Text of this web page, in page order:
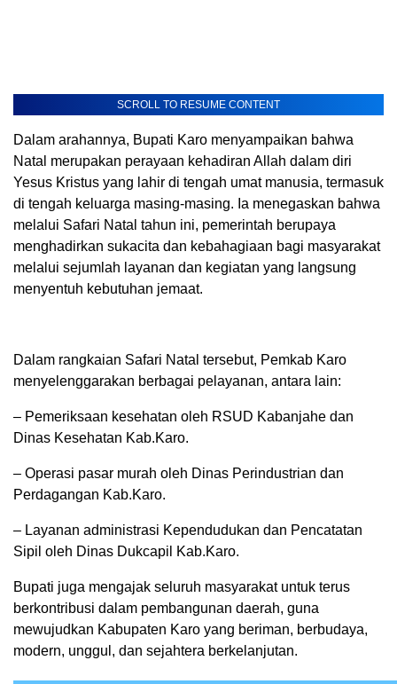
SCROLL TO RESUME CONTENT
Dalam arahannya, Bupati Karo menyampaikan bahwa
Natal merupakan perayaan kehadiran Allah dalam diri
Yesus Kristus yang lahir di tengah umat manusia, termasuk
di tengah keluarga masing-masing. Ia menegaskan bahwa
melalui Safari Natal tahun ini, pemerintah berupaya
menghadirkan sukacita dan kebahagiaan bagi masyarakat
melalui sejumlah layanan dan kegiatan yang langsung
menyentuh kebutuhan jemaat.
Dalam rangkaian Safari Natal tersebut, Pemkab Karo
menyelenggarakan berbagai pelayanan, antara lain:
– Pemeriksaan kesehatan oleh RSUD Kabanjahe dan
Dinas Kesehatan Kab.Karo.
– Operasi pasar murah oleh Dinas Perindustrian dan
Perdagangan Kab.Karo.
– Layanan administrasi Kependudukan dan Pencatatan
Sipil oleh Dinas Dukcapil Kab.Karo.
Bupati juga mengajak seluruh masyarakat untuk terus
berkontribusi dalam pembangunan daerah, guna
mewujudkan Kabupaten Karo yang beriman, berbudaya,
modern, unggul, dan sejahtera berkelanjutan.